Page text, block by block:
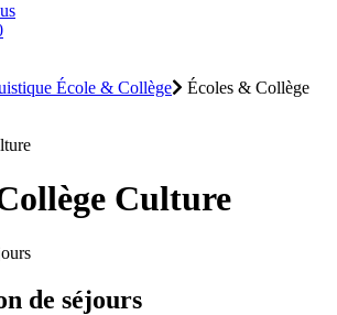
École & Collège
Écoles & Collège
Culture
de séjours